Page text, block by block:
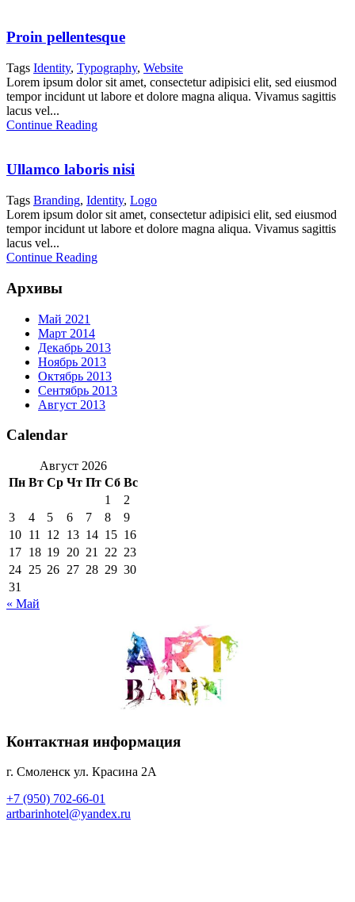
Proin pellentesque
Tags Identity, Typography, Website
Lorem ipsum dolor sit amet, consectetur adipisici elit, sed eiusmod
tempor incidunt ut labore et dolore magna aliqua. Vivamus sagittis
lacus vel...
Continue Reading
Ullamco laboris nisi
Tags Branding, Identity, Logo
Lorem ipsum dolor sit amet, consectetur adipisici elit, sed eiusmod
tempor incidunt ut labore et dolore magna aliqua. Vivamus sagittis
lacus vel...
Continue Reading
Архивы
Май 2021
Март 2014
Декабрь 2013
Ноябрь 2013
Октябрь 2013
Сентябрь 2013
Август 2013
Calendar
Август 2026
Пн Вт Ср Чт Пт Сб Вс
1
2
3
4 5 6 7 8
9
10 11 12 13 14 15 16
17 18 19 20 21 22 23
24 25 26 27 28 29 30
31
« Май
Контактная информация
г. Смоленск ул. Красина 2А
+7 (950) 702-66-01
artbarinhotel@yandex.ru